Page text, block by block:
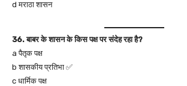
d मराठा शासन
36. बाबर के शासन के किस पक्ष पर संदेह रहा है?
a पैतृक पक्ष
b शासकीय प्रतिभा ✅
c धार्मिक पक्ष